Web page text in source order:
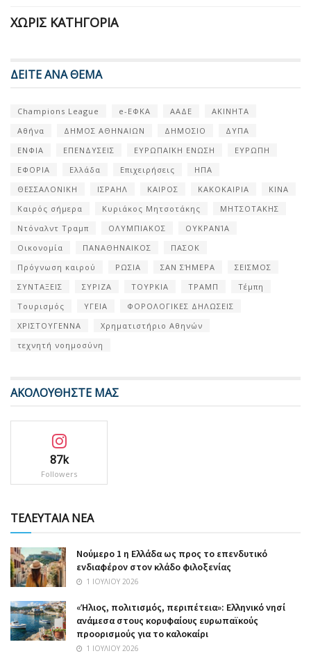
ΧΩΡΊΣ ΚΑΤΗΓΟΡΊΑ
ΔΕΙΤΕ ΑΝΑ ΘΕΜΑ
Champions League e-ΕΦΚΑ ΑΑΔΕ
ΑΚΙΝΗΤΑ
Αθήνα
ΔΗΜΟΣ ΑΘΗΝΑΙΩΝ ΔΗΜΟΣΙΟ
ΔΥΠΑ
ΕΝΦΙΑ
ΕΠΕΝΔΥΣΕΙΣ ΕΥΡΩΠΑΪΚΗ ΕΝΩΣΗ
ΕΥΡΩΠΗ
ΕΦΟΡΙΑ
Ελλάδα Επιχειρήσεις
ΗΠΑ
ΘΕΣΣΑΛΟΝΙΚΗ
ΙΣΡΑΗΛ ΚΑΙΡΟΣ ΚΑΚΟΚΑΙΡΙΑ
ΚΙΝΑ
Καιρός σήμερα
Κυριάκος Μητσοτάκης
ΜΗΤΣΟΤΑΚΗΣ
Ντόναλντ Τραμπ
ΟΛΥΜΠΙΑΚΟΣ
ΟΥΚΡΑΝΊΑ
Οικονομία
ΠΑΝΑΘΗΝΑΙΚΟΣ
ΠΑΣΟΚ
Πρόγνωση καιρού
ΡΩΣΙΑ ΣΑΝ ΣΉΜΕΡΑ
ΣΕΙΣΜΟΣ
ΣΥΝΤΑΞΕΙΣ
ΣΥΡΙΖΑ ΤΟΥΡΚΙΑ ΤΡΑΜΠ
Τέμπη
Τουρισμός
ΥΓΕΙΑ
ΦΟΡΟΛΟΓΙΚΕΣ ΔΗΛΩΣΕΙΣ
ΧΡΙΣΤΟΥΓΕΝΝΑ
Χρηματιστήριο Αθηνών
τεχνητή νοημοσύνη
ΑΚΟΛΟΥΘΗΣΤΕ ΜΑΣ
87k
Followers
ΤΕΛΕΥΤΑΙΑ ΝΕΑ
Nούμερο 1 η Ελλάδα ως προς το επενδυτικό
ενδιαφέρον στον κλάδο φιλοξενίας
1 ΙΟΥΛΊΟΥ 2026
«Ήλιος, πολιτισμός, περιπέτεια»: Ελληνικό νησί
ανάμεσα στους κορυφαίους ευρωπαϊκούς
προορισμούς για το καλοκαίρι
1 ΙΟΥΛΊΟΥ 2026